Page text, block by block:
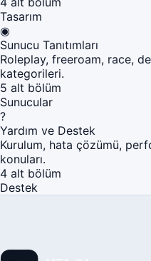
Tasarım
◉
Sunucu Tanıtımları
Roleplay, freeroam, race,
kategorileri.
5 alt bölüm
Sunucular
?
Yardım ve Destek
Kurulum, hata çözümü,
konuları.
4 alt bölüm
Destek